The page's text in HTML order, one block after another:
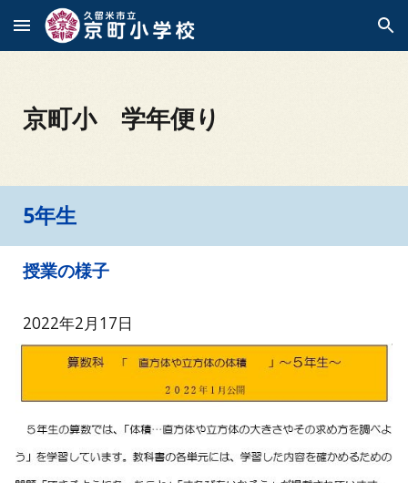
Skip to main content Skip to navigation
京町小 学年便り
5年生
授業の様子
2022年2月17日